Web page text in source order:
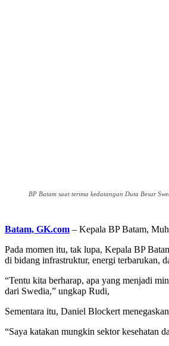
BP Batam saat terima kedatangan Duta Besar
Batam, GK.com – Kepala BP Batam,
Pada momen itu, tak lupa, Kepala BP
di bidang infrastruktur, energi terbarukan,
“Tentu kita berharap, apa yang menjadi
dari Swedia,” ungkap Rudi,
Sementara itu, Daniel Blockert
“Saya katakan mungkin sektor kesehatan